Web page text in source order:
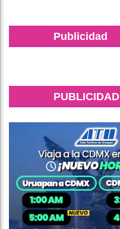
Publicidad
PUBLICIDAD